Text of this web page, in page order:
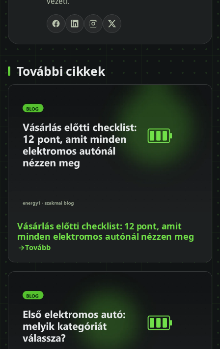
További cikkek
Vásárlás előtti checklist: 12 pont, amit
minden elektromos autónál nézzen meg
Tovább